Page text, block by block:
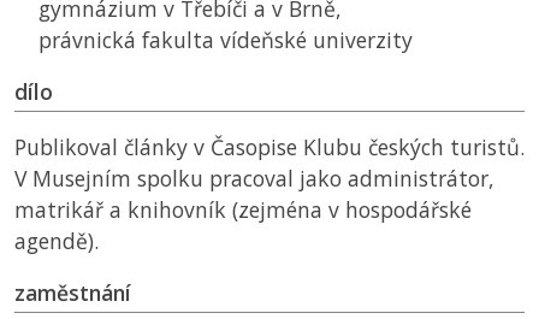
gymnázium v Třebíči a v Brně,
právnická fakulta vídeňské univerzity
dílo
Publikoval články v Časopise Klubu českých turistů.
V Musejním spolku pracoval jako administrátor,
matrikář a knihovník (zejména v hospodářské
agendě).
zaměstnání